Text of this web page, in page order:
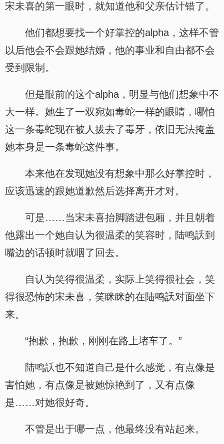
宋未喜的第一眼时，就知道他和父亲估计错了。
他们都想要找一个好掌控的alpha，这样不管
以后他会不会跟她结婚，他的事业和自由都不会
受到限制。
但是眼前的这个alpha，明显与他们想象中不
大一样。她生了一双宛如毒蛇一样的眼睛，哪怕
这一条毒蛇现在被人拔去了毒牙，依旧无法掩盖
她本身是一条毒蛇这件事。
本来他在发现她没有想象中那么好掌控时，
应该迅速的跟她道歉然后选择离开才对。
可是……当宋未喜抬脚踏进包厢，并且朝着
他露出一个她自认为很温柔的笑容时，陆鸣訞到
嘴边的话顿时就咽了回去。
自认为笑得很温柔，实际上笑得很社会，笑
得很恐怖的宋未喜，笑眯眯的在陆鸣訞对面坐下
来。
“抱歉，抱歉，刚刚在路上堵车了。”
陆鸣訞也不知道自己是什么感觉，有点像是
害怕她，有点像是被她惊艳到了，又有点像
是……对她很好奇。
不管是出于哪一点，他最终没有站起来。